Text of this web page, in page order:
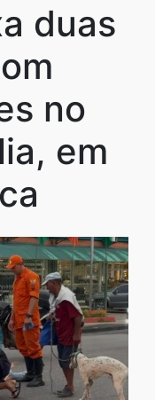
duas
no
em